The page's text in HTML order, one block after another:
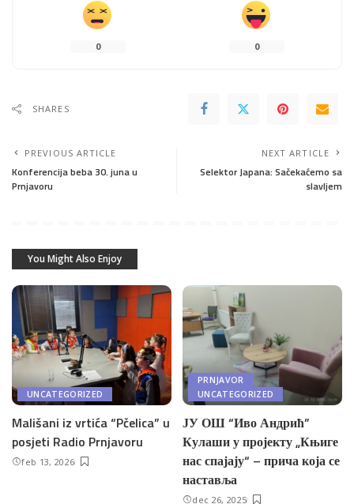
0 0
SHARES
PREVIOUS ARTICLE
Konferencija beba 30. juna u
Prnjavoru
NEXT ARTICLE
Selektor Japana: Sačekaćemo sa
slavljem
You Might Also Enjoy
UNCATEGORIZED
Mališani iz vrtića “Pčelica” u
posjeti Radio Prnjavoru
feb 13, 2026
PRNJAVOR
UNCATEGORIZED
ЈУ ОШ “Иво Андрић”
Кулаши у пројекту „Књиге
нас спајају“ – прича која се
наставља
dec 26, 2025